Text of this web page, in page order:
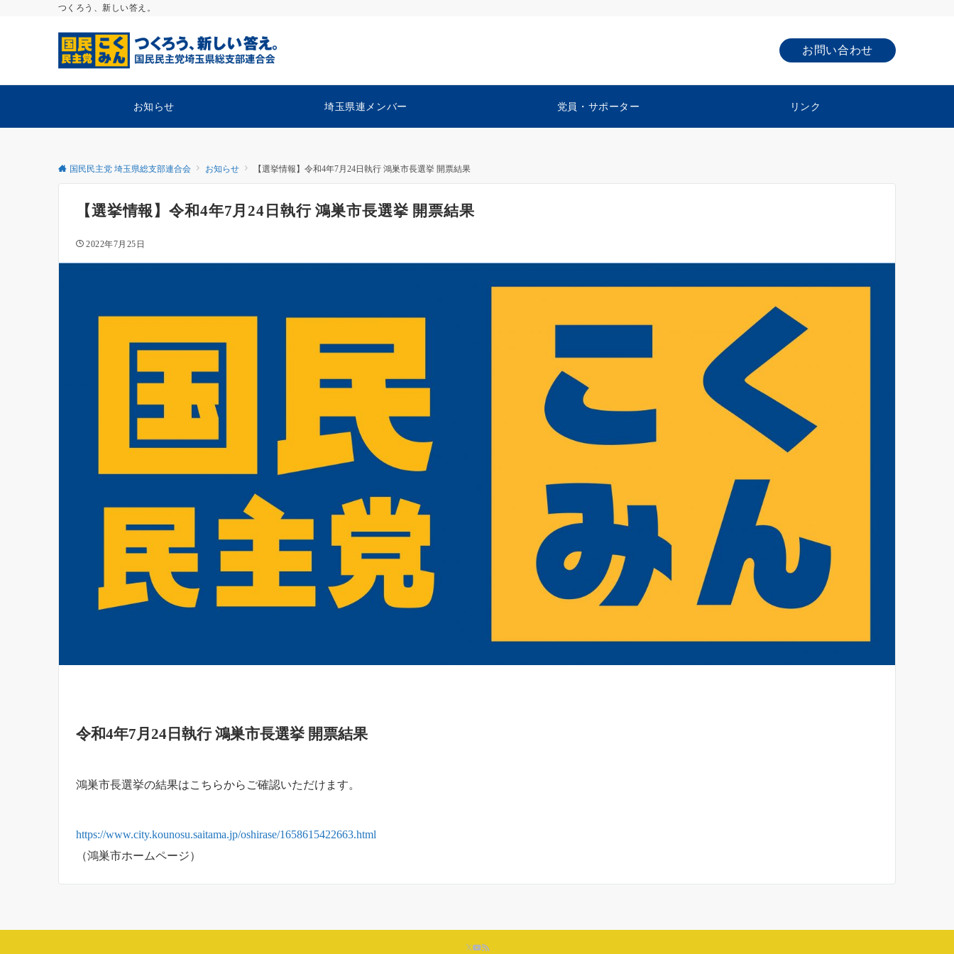
つくろう、新しい答え。
お問い合わせ
お知らせ 埼玉県連メンバー 党員・サポーター リンク
国民民主党 埼玉県総支部連合会 お知らせ 【選挙情報】令和4年7月24日執行 鴻巣市長選挙 開票結果
【選挙情報】令和4年7月24日執行 鴻巣市長選挙 開票結果
2022年7月25日
令和4年7月24日執行 鴻巣市長選挙 開票結果
鴻巣市長選挙の結果はこちらからご確認いただけます。
https://www.city.kounosu.saitama.jp/oshirase/1658615422663.html
（鴻巣市ホームページ）